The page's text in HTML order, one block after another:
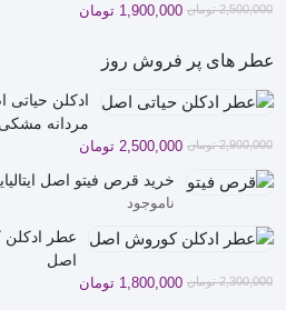
2,500,000 تومان
قیمت
2,500,000 تومان
1,900,000 تومان
قیمت
1,900,000 تومان
عطر های پر فروش روز
مردانه مشکی
2,900,000 تومان
قیمت
اصلی
2,900,000 تومان
2,500,000 تومان
قیمت
فعلی
2,500,000 تومان
خرید قرص فیتو اصل
ناموجود
عطر ادکلن
اصل
2,300,000 تومان
قیمت
1,800,000 تومان
قیمت